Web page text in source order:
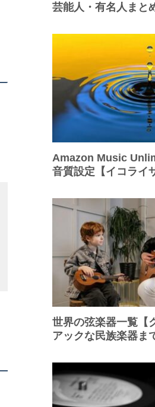
芸能人・有名人まと
Amazon Music
音質設定【イコライ
世界の弦楽器一覧【
アックな民族楽器ま